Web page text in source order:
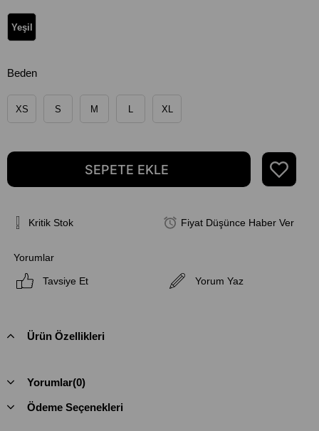
Yeşil
Beden
XS S M L XL
Kritik Stok Fiyat Düşünce Haber Ver
Yorumlar
Tavsiye Et Yorum Yaz
Ürün Özellikleri
Yorumlar(0)
Ödeme Seçenekleri